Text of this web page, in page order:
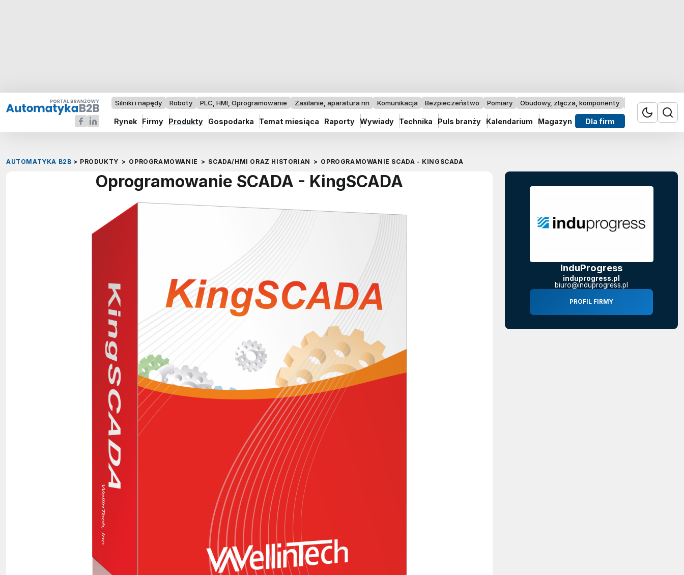
Silniki i napędy Roboty PLC, HMI, Oprogramowanie Zasilanie, aparatura nn Komunikacja Bezpieczeństwo Pomiary Obudowy, złącza, komponenty Przemysł 4.0
Rynek Firmy Produkty Gospodarka Temat miesiąca Raporty Wywiady Technika Puls branży Kalendarium Magazyn Dla firm
AUTOMATYKA B2B > PRODUKTY > OPROGRAMOWANIE > SCADA/HMI ORAZ HISTORIAN > OPROGRAMOWANIE SCADA - KINGSCADA
Oprogramowanie SCADA - KingSCADA
InduProgress
induprogress.pl
biuro@induprogress.pl
PROFIL FIRMY